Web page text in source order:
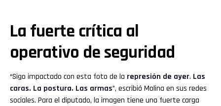
La fuerte crítica al
operativo de seguridad
“Sigo impactado con esta foto de la represión de ayer. Las
caras. La postura. Las armas”, escribió Molina en sus redes
sociales. Para el diputado, la imagen tiene una fuerte carga